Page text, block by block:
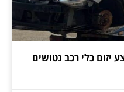
יזום כלי רכב נטושים